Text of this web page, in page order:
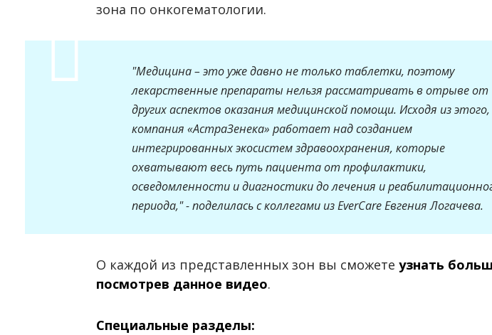
зона по онкогематологии.
"Медицина – это уже давно не только таблетки, поэтому
лекарственные препараты нельзя рассматривать в отрыве от
других аспектов оказания медицинской помощи. Исходя из этого,
компания «АстраЗенека» работает над созданием
интегрированных экосистем здравоохранения, которые
охватывают весь путь пациента от профилактики,
осведомленности и диагностики до лечения и
периода," - поделилась с коллегами из EverCare Евгения Логачева.
О каждой из представленных зон вы сможете узнать
посмотрев данное видео.
Специальные разделы: